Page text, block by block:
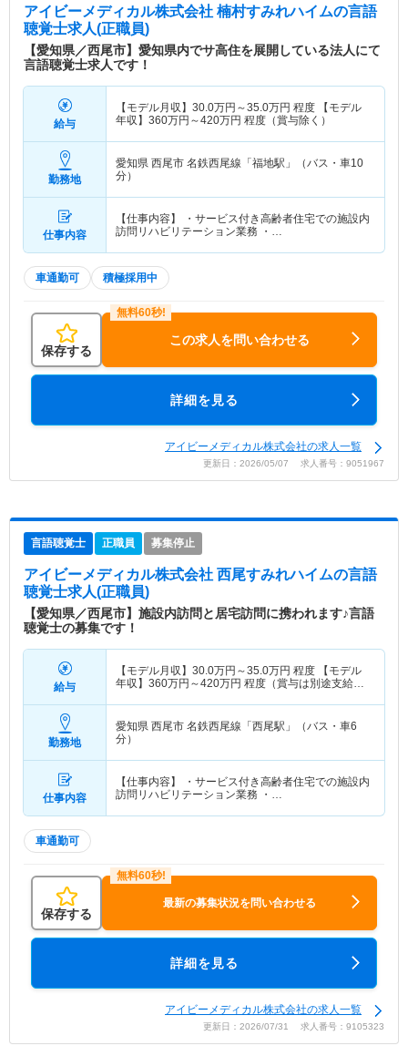
アイビーメディカル株式会社 楠村すみれハイムの言語
聴覚士求人(正職員)
【愛知県／西尾市】愛知県内でサ高住を展開している法人にて
言語聴覚士求人です！
給与
【モデル月収】 30.0万円～35.0万円 程度 【モデル
年収】 360万円～420万円 程度（賞与除く）
勤務地
愛知県 西尾市 名鉄西尾線「福地駅」（バス・車10
分）
仕事内容
【仕事内容】 ・サービス付き高齢者住宅での施設内
訪問リハビリテーション業務 ・…
車通勤可 積極採用中
保存する
この求人を問い合わせる
詳細を見る
アイビーメディカル株式会社の求人一覧
更新日：2026/05/07 求人番号：9051967
言語聴覚士 正職員 募集停止
アイビーメディカル株式会社 西尾すみれハイムの言語
聴覚士求人(正職員)
【愛知県／西尾市】施設内訪問と居宅訪問に携われます♪言語
聴覚士の募集です！
給与
【モデル月収】 30.0万円～35.0万円 程度 【モデル
年収】 360万円～420万円 程度（賞与は別途支給と
勤務地
愛知県 西尾市 名鉄西尾線「西尾駅」（バス・車6
分）
仕事内容
【仕事内容】 ・サービス付き高齢者住宅での施設内
訪問リハビリテーション業務 ・…
車通勤可
保存する
最新の募集状況を問い合わせる
詳細を見る
アイビーメディカル株式会社の求人一覧
更新日：2026/07/31 求人番号：9105323